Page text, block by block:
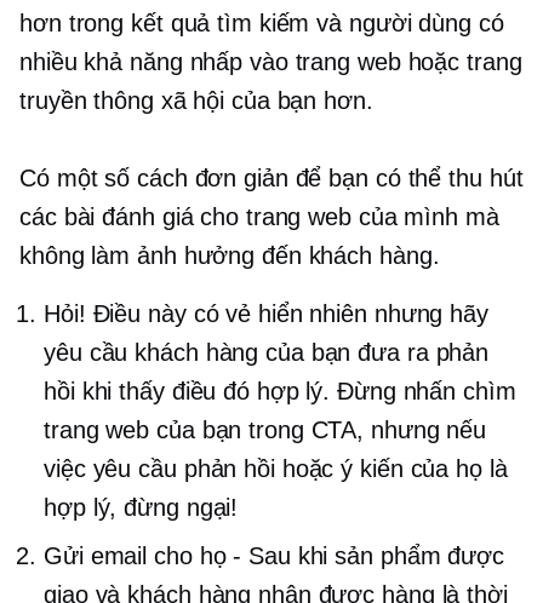
hơn trong kết quả tìm kiếm và người dùng có
nhiều khả năng nhấp vào trang web hoặc trang
truyền thông xã hội của bạn hơn.
Có một số cách đơn giản để bạn có thể thu hút
các bài đánh giá cho trang web của mình mà
không làm ảnh hưởng đến khách hàng.
Hỏi! Điều này có vẻ hiển nhiên nhưng hãy
yêu cầu khách hàng của bạn đưa ra phản
hồi khi thấy điều đó hợp lý. Đừng nhấn chìm
trang web của bạn trong CTA, nhưng nếu
việc yêu cầu phản hồi hoặc ý kiến ​​của họ là
hợp lý, đừng ngại!
Gửi email cho họ - Sau khi sản phẩm được
giao và khách hàng nhận được hàng là thời